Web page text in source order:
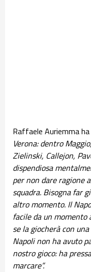
Raffaele Auriemma
Verona: dentro
Zielinski, Callejon,
dispendiosa
per non dare ragione
squadra. Bisogna far
altro momento. Il
facile da un
se la giocherà con
Napoli non ha avuto
nostro gioco: ha
marcare”.